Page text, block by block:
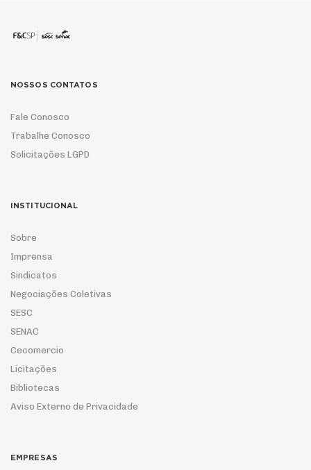
NOSSOS CONTATOS
Fale Conosco
Trabalhe Conosco
Solicitações LGPD
INSTITUCIONAL
Sobre
Imprensa
Sindicatos
Negociações Coletivas
SESC
SENAC
Cecomercio
Licitações
Bibliotecas
Aviso Externo de Privacidade
EMPRESAS